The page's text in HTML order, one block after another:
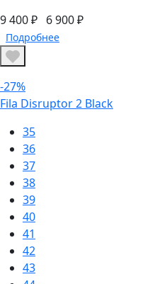
9 400 ₽ 6 900 ₽
Подробнее
-27%
Fila Disruptor 2 Black
35
36
37
38
39
40
41
42
43